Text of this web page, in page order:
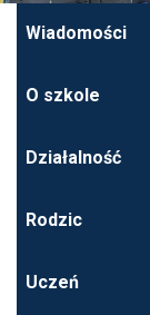
Wiadomości
O szkole
Działalność
Rodzic
Uczeń